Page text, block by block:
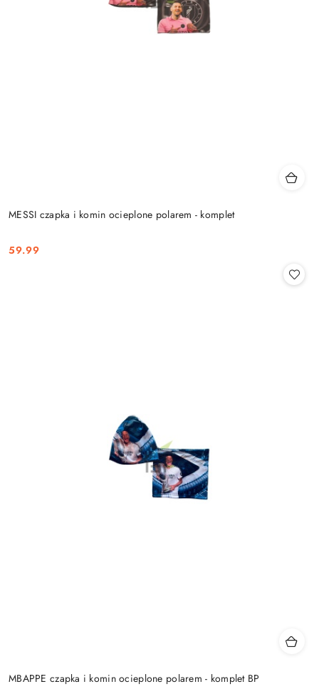
MESSI czapka i komin ocieplone polarem - komplet
Cena:
59.99
MBAPPE czapka i komin ocieplone polarem - komplet BP